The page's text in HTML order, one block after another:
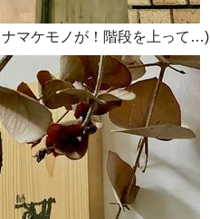
マケモノが！階段を上って…)